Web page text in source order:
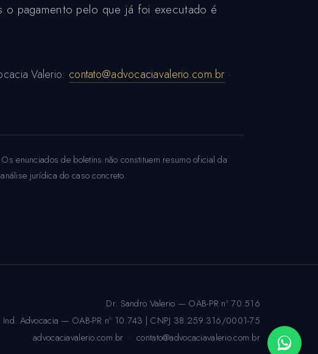
o pagamento pelo que já foi executado é
Valerio: contato@advocaciavalerio.com.br ·
enunciados de boletins não constituem resumo oficial da
jurídica do caso concreto.
Dr. Sandro Valerio — OAB-PR nº 70.516
Ind. Advocacia — OAB-PR nº 10.743 | CNPJ 38.259.316/0001-75
advocaciavalerio.com.br ·contato@advocaciavalerio.com.br